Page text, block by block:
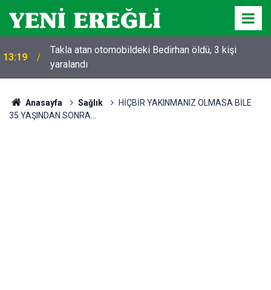
13:19
Takla atan otomobildeki Bedirhan öldü, 3 kişi
yaralandı
Anasayfa Sağlık
HİÇBİR YAKINMANIZ OLMASA BİLE
35 YAŞINDAN SONRA...